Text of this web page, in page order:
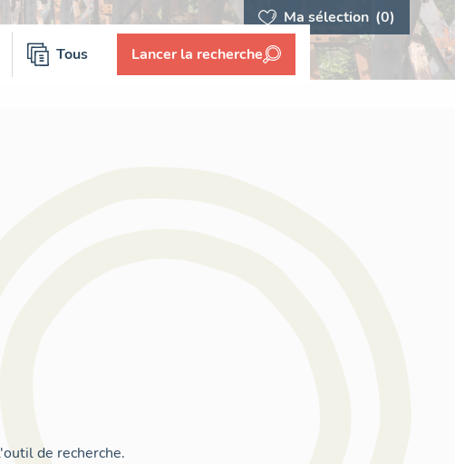
Ma sélection (0)
Tous Lancer la recherche
de recherche.